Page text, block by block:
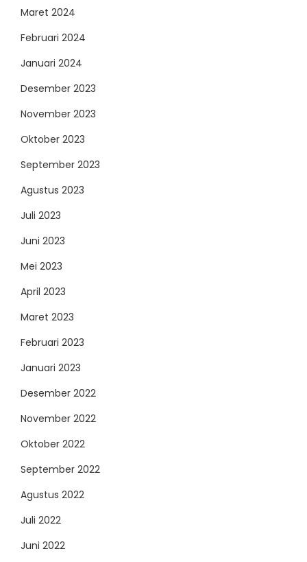
Maret 2024
Februari 2024
Januari 2024
Desember 2023
November 2023
Oktober 2023
September 2023
Agustus 2023
Juli 2023
Juni 2023
Mei 2023
April 2023
Maret 2023
Februari 2023
Januari 2023
Desember 2022
November 2022
Oktober 2022
September 2022
Agustus 2022
Juli 2022
Juni 2022